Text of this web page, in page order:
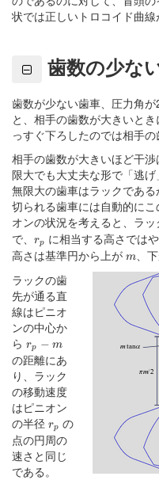
状では正しいトロコイド曲線
歯数の少な
歯数が少ない歯車、圧力角
と、相手の歯数が大きいと
っすぐ下ろしたのでは相手の
相手の歯数が大きいほど干
限大でも大丈夫な形で「逃
無限大の歯車はラックであ
切られる歯車には自動的に
オンの状況を考えると、ラ
で、 r_p
rp に相当する高さでは
高さは基準円から上が m
m 、
ラックの歯
先が通る直
線はピニオ
ンの中心か
ら r_p-
m
rp − m
の距離にあ
り、ラック
の移動速度
はピニオン
の半径 r_p
rp の
点の円周の
速さと同じ
である。